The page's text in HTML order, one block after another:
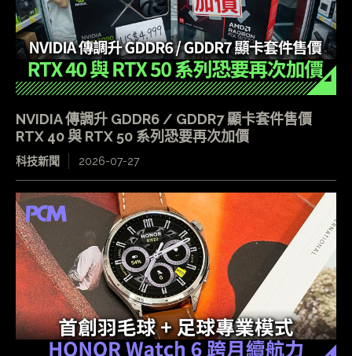
NVIDIA 傳調升 GDDR6 / GDDR7 顯卡套件售價
RTX 40 與 RTX 50 系列恐要再次加價
科技新聞 2026-07-27